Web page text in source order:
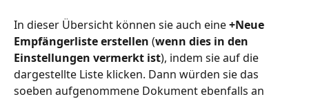
In dieser Übersicht können sie auch eine +Neue
Empfängerliste erstellen (wenn dies in den
Einstellungen vermerkt ist), indem sie auf die
dargestellte Liste klicken. Dann würden sie das
soeben aufgenommene Dokument ebenfalls an